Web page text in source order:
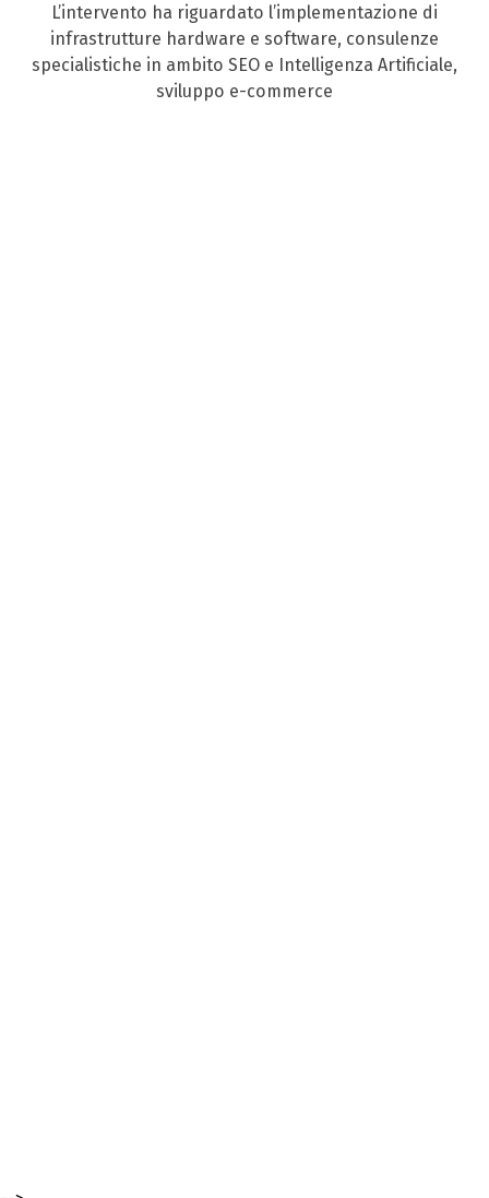
L’intervento ha riguardato l’implementazione di
infrastrutture hardware e software, consulenze
specialistiche in ambito SEO e Intelligenza Artificiale,
sviluppo e-commerce